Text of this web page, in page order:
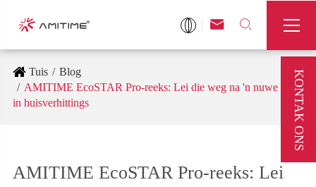
 

Tuis
Blog
AMITIME EcoSTAR Pro-reeks: Lei die weg na 'n nuwe era
in huisverhittings
AMITIME EcoSTAR Pro-reeks: Lei
KONTAK ONS